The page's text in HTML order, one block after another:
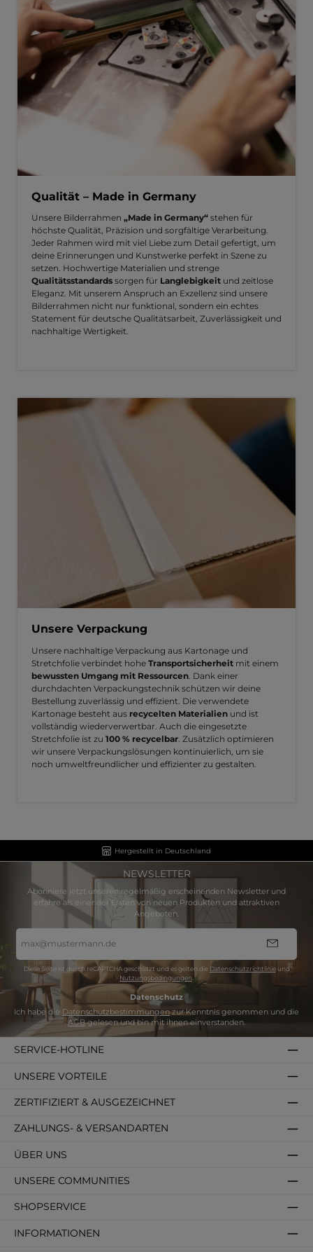
Qualität – Made in Germany
Unsere Bilderrahmen „Made in Germany“ stehen für
höchste Qualität, Präzision und sorgfältige Verarbeitung.
Jeder Rahmen wird mit viel Liebe zum Detail gefertigt, um
deine Erinnerungen und Kunstwerke perfekt in Szene zu
setzen. Hochwertige Materialien und strenge
Qualitätsstandards sorgen für Langlebigkeit und zeitlose
Eleganz. Mit unserem Anspruch an Exzellenz sind unsere
Bilderrahmen nicht nur funktional, sondern ein echtes
Statement für deutsche Qualitätsarbeit, Zuverlässigkeit und
nachhaltige Wertigkeit.
Unsere Verpackung
Unsere nachhaltige Verpackung aus Kartonage und
Stretchfolie verbindet hohe Transportsicherheit mit einem
bewussten Umgang mit Ressourcen . Dank einer
durchdachten Verpackungstechnik schützen wir deine
Bestellung zuverlässig und effizient. Die verwendete
Kartonage besteht aus recycelten Materialien und ist
vollständig wiederverwertbar. Auch die eingesetzte
Stretchfolie ist zu 100 % recycelbar . Zusätzlich optimieren
wir unsere Verpackungslösungen kontinuierlich, um sie
noch umweltfreundlicher und effizienter zu gestalten.
Hergestellt in Deutschland
NEWSLETTER
Abonniere jetzt unseren regelmäßig erscheinenden Newsletter und
erfahre als einer der Ersten von neuen Produkten und attraktiven
Angeboten.
Mail-
Adresse
Diese Seite ist durch reCAPTCHA geschützt und es gelten die Datenschutzrichtlinieund
Nutzungsbedingungen.
Datenschutz
Ich habe die Datenschutzbestimmungenzur Kenntnis genommen und die
AGBgelesen und bin mit ihnen einverstanden.
SERVICE-HOTLINE
SHOPSERVICE
INFORMATIONEN
ZAHLUNGS- & VERSANDARTEN
ÜBER UNS
ZERTIFIZIERT & AUSGEZEICHNET
UNSERE VORTEILE
UNSERE COMMUNITIES